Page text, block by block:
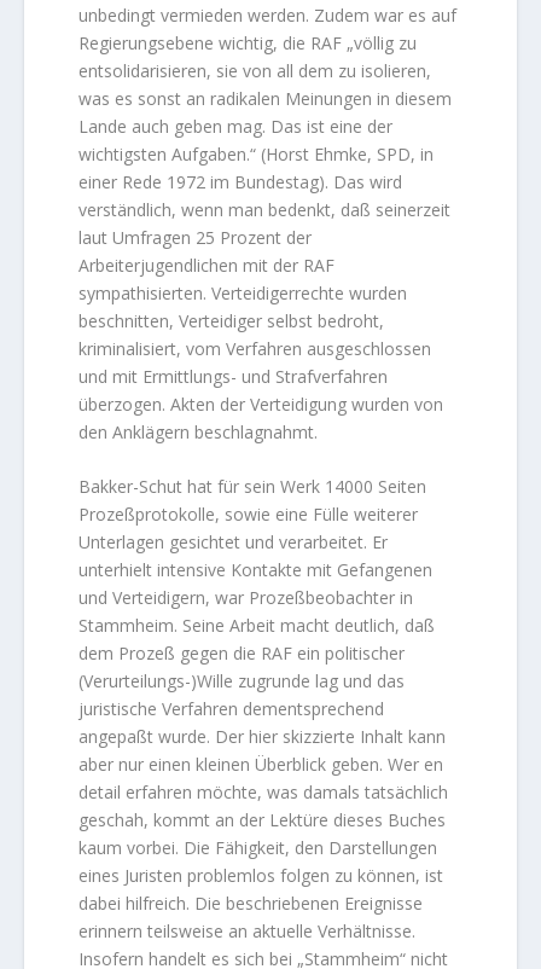
unbedingt vermieden werden. Zudem war es auf
Regierungsebene wichtig, die RAF „völlig zu
entsolidarisieren, sie von all dem zu isolieren,
was es sonst an radikalen Meinungen in diesem
Lande auch geben mag. Das ist eine der
wichtigsten Aufgaben.“ (Horst Ehmke, SPD, in
einer Rede 1972 im Bundestag). Das wird
verständlich, wenn man bedenkt, daß seinerzeit
laut Umfragen 25 Prozent der
Arbeiterjugendlichen mit der RAF
sympathisierten. Verteidigerrechte wurden
beschnitten, Verteidiger selbst bedroht,
kriminalisiert, vom Verfahren ausgeschlossen
und mit Ermittlungs- und Strafverfahren
überzogen. Akten der Verteidigung wurden von
den Anklägern beschlagnahmt.
Bakker-Schut hat für sein Werk 14000 Seiten
Prozeßprotokolle, sowie eine Fülle weiterer
Unterlagen gesichtet und verarbeitet. Er
unterhielt intensive Kontakte mit Gefangenen
und Verteidigern, war Prozeßbeobachter in
Stammheim. Seine Arbeit macht deutlich, daß
dem Prozeß gegen die RAF ein politischer
(Verurteilungs-)Wille zugrunde lag und das
juristische Verfahren dementsprechend
angepaßt wurde. Der hier skizzierte Inhalt kann
aber nur einen kleinen Überblick geben. Wer en
detail erfahren möchte, was damals tatsächlich
geschah, kommt an der Lektüre dieses Buches
kaum vorbei. Die Fähigkeit, den Darstellungen
eines Juristen problemlos folgen zu können, ist
dabei hilfreich. Die beschriebenen Ereignisse
erinnern teilsweise an aktuelle Verhältnisse.
Insofern handelt es sich bei „Stammheim“ nicht